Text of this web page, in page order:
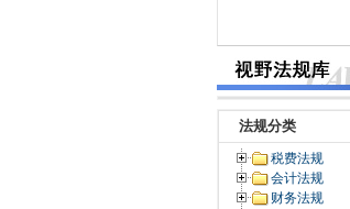
法规分类
税费法规
会计法规
财务法规